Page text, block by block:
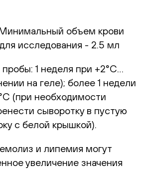
объем крови
исследования - 2.5 мл
1 неделя при +2°С…
на геле); более 1 недели
(при необходимости
сыворотку в пустую
с белой крышкой).
и липемия могут
увеличение значения